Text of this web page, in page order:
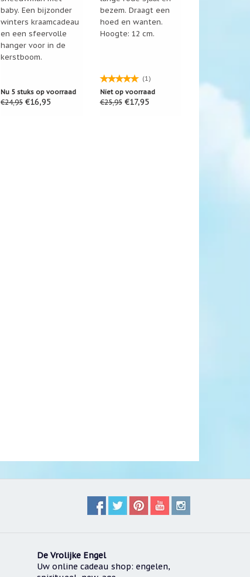
baby. Een bijzonder
winters kraamcadeau
en een sfeervolle
hanger voor in de
kerstboom.
Nu 5 stuks op voorraad
€24,95 €16,95
bezem. Draagt een
hoed en wanten.
Hoogte: 12 cm.
(1)
Niet op voorraad
€25,95€17,95
De Vrolijke Engel
Uw online cadeau shop: engelen,